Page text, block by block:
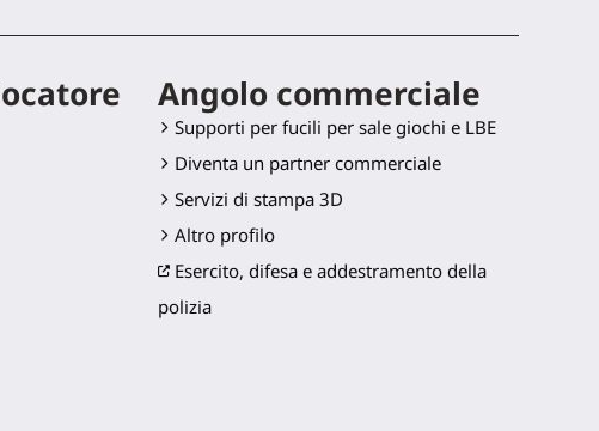
Angolo commerciale
Supporti per fucili per sale giochi e LBE
Diventa un partner commerciale
Servizi di stampa 3D
Altro profilo
Esercito, difesa e addestramento della
polizia